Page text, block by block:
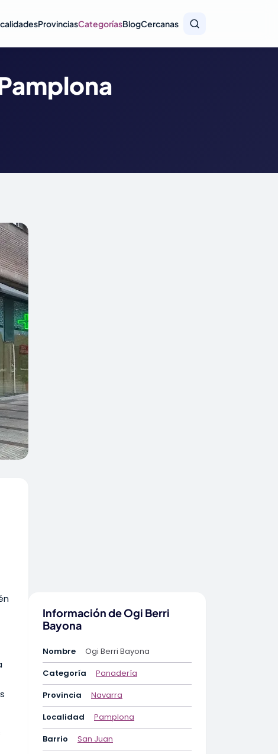
ProvinciasCategoríasBlogCercanas
Información de Ogi Berri
Bayona
Nombre
Ogi Berri Bayona
Categoría
Panadería
Provincia
Navarra
Localidad
Pamplona
Barrio
San Juan